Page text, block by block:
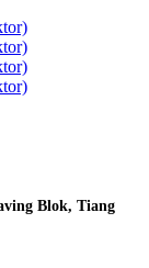
Blok, Tiang